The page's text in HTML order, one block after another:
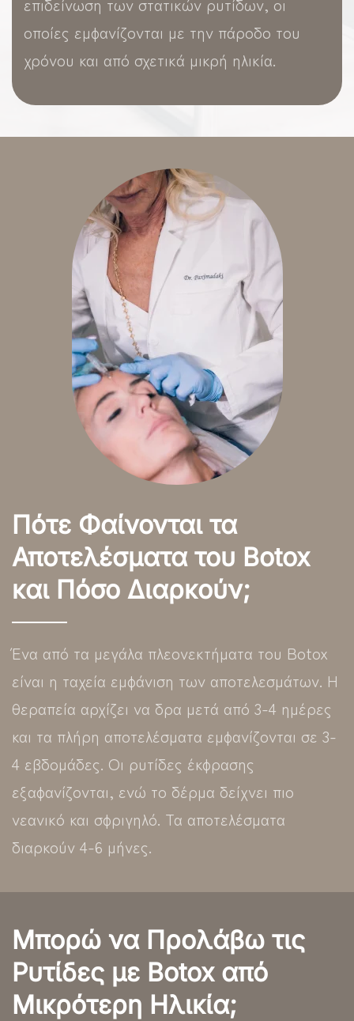
οποίες εμφανίζονται με την πάροδο του
χρόνου και από σχετικά μικρή ηλικία.
Πότε Φαίνονται τα
Αποτελέσματα του Botox
και Πόσο Διαρκούν;
Ένα από τα μεγάλα πλεονεκτήματα του Botox
είναι η ταχεία εμφάνιση των αποτελεσμάτων. Η
θεραπεία αρχίζει να δρα μετά από 3-4 ημέρες
και τα πλήρη αποτελέσματα εμφανίζονται σε 3-
4 εβδομάδες. Οι ρυτίδες έκφρασης
εξαφανίζονται, ενώ το δέρμα δείχνει πιο
νεανικό και σφριγηλό. Τα αποτελέσματα
διαρκούν 4-6 μήνες.
Μπορώ να Προλάβω τις
Ρυτίδες με Botox από
Μικρότερη Ηλικία;